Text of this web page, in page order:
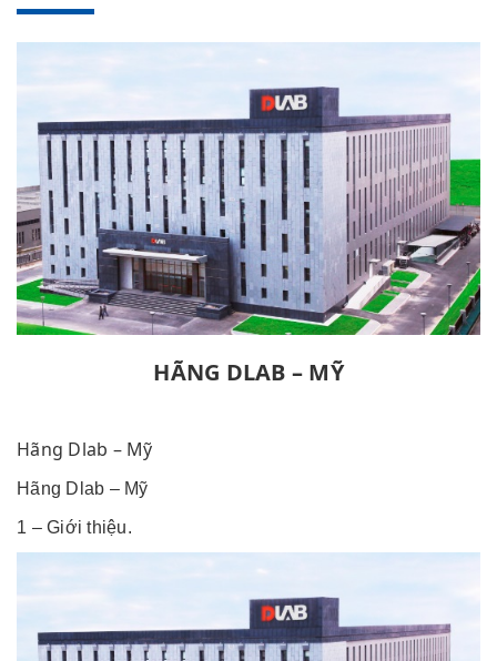
HÃNG DLAB – MỸ
Hãng Dlab – Mỹ
Hãng Dlab – Mỹ
1 – Giới thiệu.